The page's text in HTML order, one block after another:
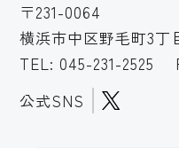
〒231-0064
横浜市中区野毛町3丁
TEL: 045-231-2525
公式SNS